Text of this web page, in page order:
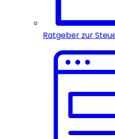
Ratgeber zur